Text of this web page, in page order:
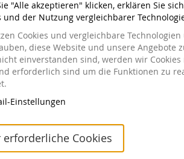
im Museum erhältlich.
"Alle akzeptieren" klicken, erklären Sie
und der Nutzung vergleichbarer
Cookies und vergleichbare
diese Website und unsere Angebote
einverstanden sind, werden wir
erforderlich sind um die Funktionen zu
Einstellungen
erforderliche Cookies